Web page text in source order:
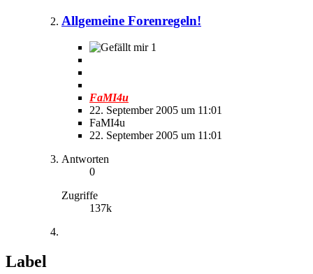
Allgemeine Forenregeln!
1
FaMI4u
22. September 2005 um 11:01
FaMI4u
22. September 2005 um 11:01
Antworten
0
Zugriffe
137k
Label